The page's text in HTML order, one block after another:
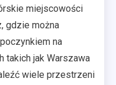
miejscowości
gdzie można
na
takich jak Warszawa
wiele przestrzeni